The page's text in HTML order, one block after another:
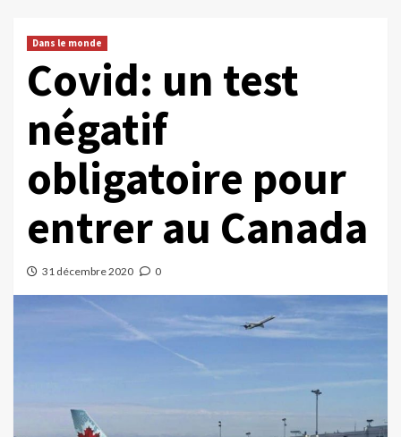
Dans le monde
Covid: un test
négatif
obligatoire pour
entrer au Canada
31 décembre 2020 0